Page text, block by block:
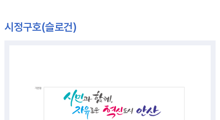
시정구호(슬로건)